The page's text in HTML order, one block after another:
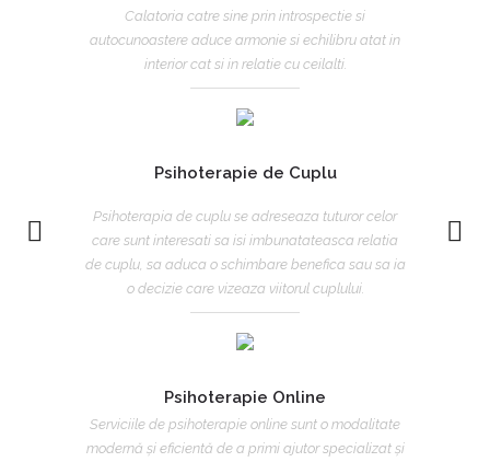
Calatoria catre sine prin introspectie si
autocunoastere aduce armonie si echilibru atat in
interior cat si in relatie cu ceilalti.
Psihoterapie de Cuplu
Psihoterapia de cuplu se adreseaza tuturor celor
care sunt interesati sa isi imbunatateasca relatia
de cuplu, sa aduca o schimbare benefica sau sa ia
o decizie care vizeaza viitorul cuplului.
Psihoterapie Online
Serviciile de psihoterapie online sunt o modalitate
modernă și eficientă de a primi ajutor specializat și